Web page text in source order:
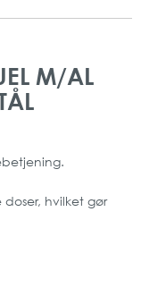
M/AL
hvilket gør
nem at